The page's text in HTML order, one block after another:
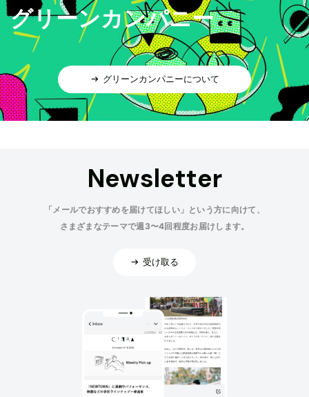
グリーンカンパニー
グリーンカンパニーについて
Newsletter
「メールでおすすめを届けてほしい」という方に向けて、
さまざまなテーマで週3〜4回程度お届けします。
受け取る